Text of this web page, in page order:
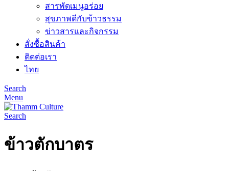
สารพัดเมนูอร่อย
สุขภาพดีกับข้าวธรรม
ข่าวสารและกิจกรรม
สั่งซื้อสินค้า
ติดต่อเรา
ไทย
Search
Menu
Search
ข้าวตักบาตร